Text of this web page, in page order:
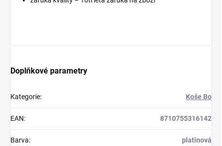
Doplňkové parametry
Kategorie: Koše Bo
EAN: 8710755316142
Barva: platinová